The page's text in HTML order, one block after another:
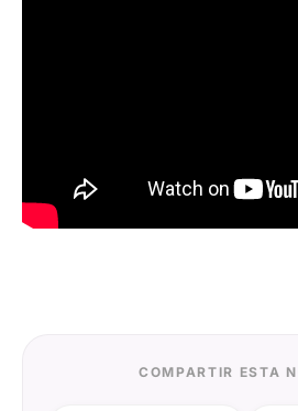
COMPARTIR ESTA